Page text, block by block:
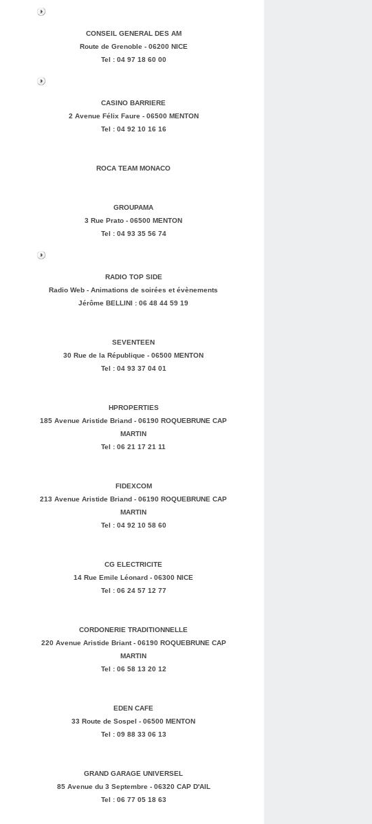
CONSEIL GENERAL DES AM
Route de Grenoble - 06200 NICE
Tel : 04 97 18 60 00
CASINO BARRIERE
2 Avenue Félix Faure - 06500 MENTON
Tel : 04 92 10 16 16
ROCA TEAM MONACO
GROUPAMA
3 Rue Prato - 06500 MENTON
Tel : 04 93 35 56 74
RADIO TOP SIDE
Radio Web - Animations de soirées et évènements
Jérôme BELLINI : 06 48 44 59 19
SEVENTEEN
30 Rue de la République - 06500 MENTON
Tel : 04 93 37 04 01
HPROPERTIES
185 Avenue Aristide Briand - 06190 ROQUEBRUNE CAP
MARTIN
Tel : 06 21 17 21 11
FIDEXCOM
213 Avenue Aristide Briand - 06190 ROQUEBRUNE CAP
MARTIN
Tel : 04 92 10 58 60
CG ELECTRICITE
14 Rue Emile Léonard - 06300 NICE
Tel : 06 24 57 12 77
CORDONERIE TRADITIONNELLE
220 Avenue Aristide Briant - 06190 ROQUEBRUNE CAP
MARTIN
Tel : 06 58 13 20 12
EDEN CAFE
33 Route de Sospel - 06500 MENTON
Tel : 09 88 33 06 13
GRAND GARAGE UNIVERSEL
85 Avenue du 3 Septembre - 06320 CAP D'AIL
Tel : 06 77 05 18 63